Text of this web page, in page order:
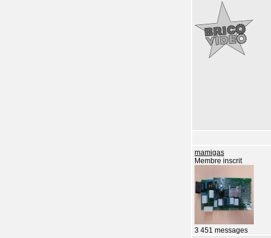
mamigas
Membre inscrit
3 451 messages